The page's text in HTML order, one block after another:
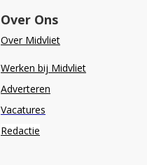
Over Ons
Over Midvliet
Werken bij Midvliet
Adverteren
Vacatures
Redactie